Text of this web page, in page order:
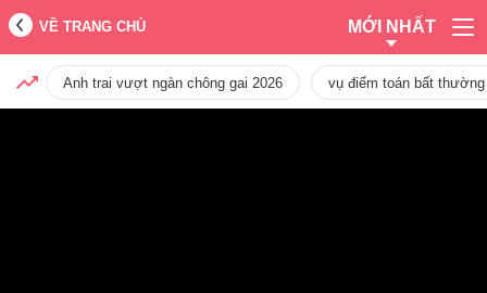
VỀ TRANG CHỦ MỚI NHẤT
Anh trai vượt ngàn chông gai 2026 vụ điểm toán bất